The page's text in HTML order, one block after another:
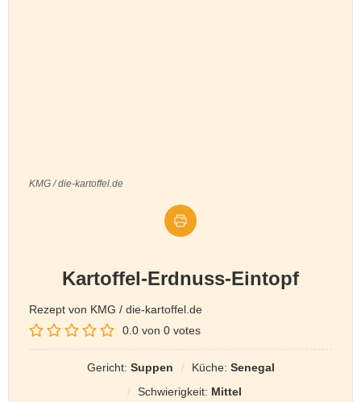
KMG / die-kartoffel.de
Kartoffel-Erdnuss-Eintopf
Rezept von KMG / die-kartoffel.de
0.0 von 0 votes
Gericht: Suppen Küche: Senegal
Schwierigkeit: Mittel